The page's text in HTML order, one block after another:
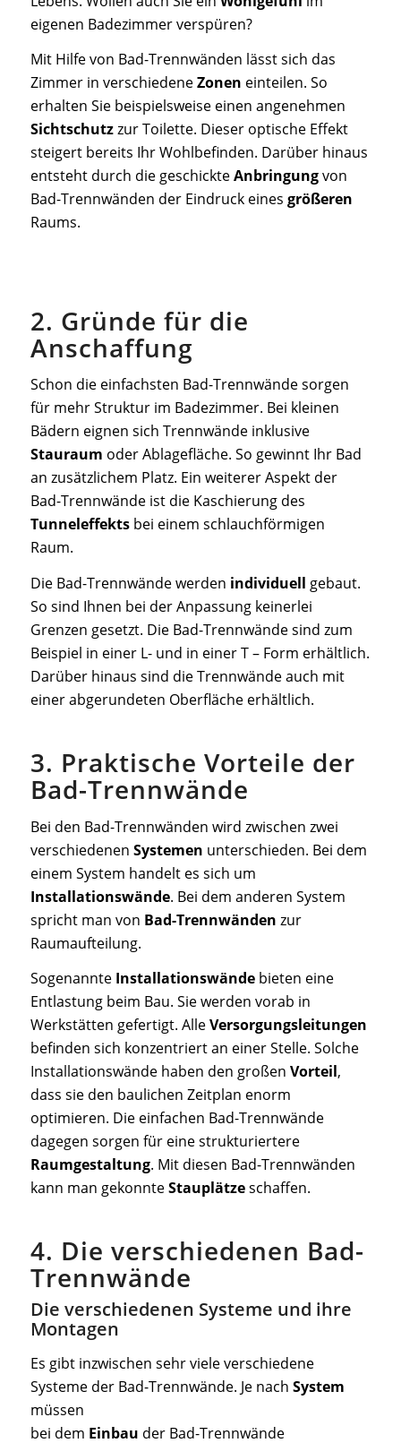
eigenen Badezimmer verspüren?
Mit Hilfe von Bad-Trennwänden lässt sich das
Zimmer in verschiedeneZonen einteilen. So
erhalten Sie beispielsweise einen angenehmen
Sichtschutzzur Toilette. Dieser optische Effekt
steigert bereits Ihr Wohlbefinden. Darüber hinaus
entsteht durch die geschickteAnbringungvon
Bad-Trennwänden der Eindruck eines größeren
Raums.
2. Gründe für die
Anschaffung
Schon die einfachsten Bad-Trennwände sorgen
für mehr Struktur im Badezimmer. Bei kleinen
Bädern eignen sich Trennwände inklusive
Stauraum oder Ablagefläche. So gewinnt Ihr Bad
an zusätzlichem Platz. Ein weiterer Aspekt der
Bad-Trennwände ist die Kaschierung des
Tunneleffektsbei einem schlauchförmigen
Raum.
Die Bad-Trennwände werden individuell gebaut.
So sind Ihnen bei der Anpassung keinerlei
Grenzen gesetzt. Die Bad-Trennwände sind zum
Beispiel in einer L- und in einer T – Form erhältlich.
Darüber hinaus sind die Trennwände auch mit
einer abgerundeten Oberfläche erhältlich.
3. Praktische Vorteile der
Bad-Trennwände
Bei den Bad-Trennwänden wird zwischen zwei
verschiedenen Systemen unterschieden. Bei dem
einem System handelt es sich um
Installationswände. Bei dem anderen System
spricht man von Bad-Trennwänden zur
Raumaufteilung.
Sogenannte Installationswändebieten eine
Entlastung beim Bau. Sie werden vorab in
Werkstätten gefertigt. AlleVersorgungsleitungen
befinden sich konzentriert an einer Stelle. Solche
Installationswände haben den großen Vorteil,
dass sie den baulichen Zeitplan enorm
optimieren. Die einfachen Bad-Trennwände
dagegen sorgen für eine strukturiertere
Raumgestaltung. Mit diesen Bad-Trennwänden
kann man gekonnteStauplätzeschaffen.
4. Die verschiedenen Bad-
Trennwände
Die verschiedenen Systeme und ihre
Montagen
Es gibt inzwischen sehr viele verschiedene
Systeme der Bad-Trennwände. Je nach System
müssen
bei dem Einbau der Bad-Trennwände